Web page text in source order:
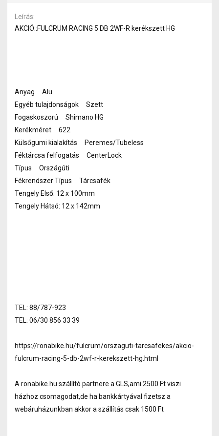
Leírás
AKCIÓ::FULCRUM RACING 5 DB 2WF-R kerékszett HG
Anyag Alu
Egyéb tulajdonságok Szett
Fogaskoszorú Shimano HG
Kerékméret 622
Külsőgumi kialakítás Peremes/Tubeless
Féktárcsa felfogatás CenterLock
Típus Országúti
Fékrendszer Típus Tárcsafék
Tengely Első: 12 x 100mm
Tengely Hátsó: 12 x 142mm
TEL: 88/787-923
TEL: 06/30 856 33 39
https://ronabike.hu/fulcrum/orszaguti-tarcsafekes/akcio-
fulcrum-racing-5-db-2wf-r-kerekszett-hg.html
A ronabike.hu szállító partnere a GLS,ami 2500 Ft viszi
házhoz csomagodat,de ha bankkártyával fizetsz a
webáruházunkban akkor a szállítás csak 1500 Ft